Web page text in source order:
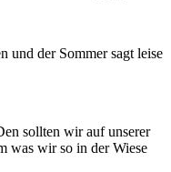
sollten wir auf unserer
was wir so in der Wiese